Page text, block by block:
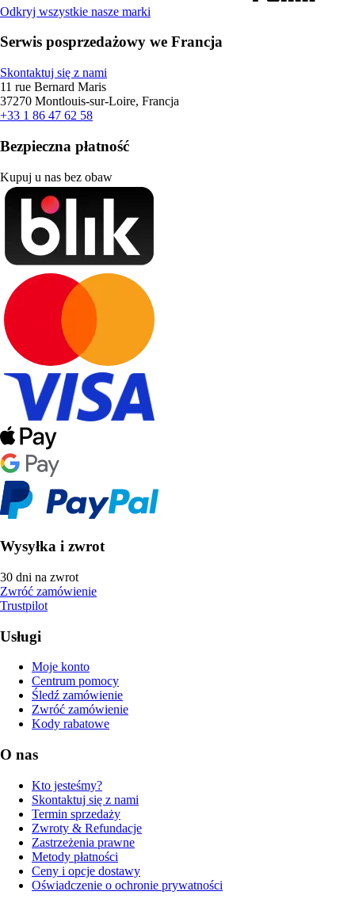
Odkryj wszystkie nasze marki
Serwis posprzedażowy we Francja
Skontaktuj się z nami
11 rue Bernard Maris
37270 Montlouis-sur-Loire, Francja
+33 1 86 47 62 58
Bezpieczna płatność
Kupuj u nas bez obaw
Wysyłka i zwrot
30 dni na zwrot
Zwróć zamówienie
Trustpilot
Usługi
Moje konto
Centrum pomocy
Śledź zamówienie
Zwróć zamówienie
Kody rabatowe
O nas
Kto jesteśmy?
Skontaktuj się z nami
Termin sprzedaży
Zwroty & Refundacje
Zastrzeżenia prawne
Metody płatności
Ceny i opcje dostawy
Oświadczenie o ochronie prywatności